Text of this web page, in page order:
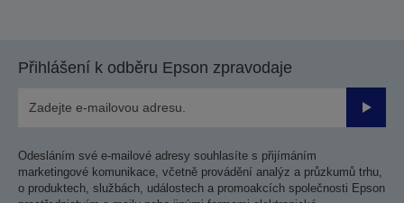
Přihlášení k odběru Epson zpravodaje
Odesláním své e-mailové adresy souhlasíte s přijímáním
marketingové komunikace, včetně provádění analýz a průzkumů trhu,
o produktech, službách, událostech a promoakcích společnosti Epson